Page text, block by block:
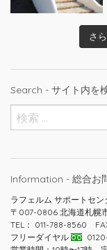
さ
Search - サイト内を
Information - 総合お
ラフェルム サポートセン
〒007-0806 北海道札幌
TEL： 011-788-8560
フリーダイヤル